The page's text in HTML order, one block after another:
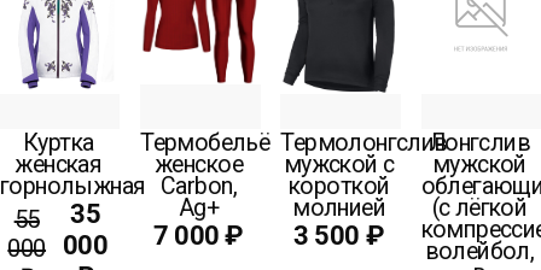
Куртка
женская
горнолыжная
55
000
35
000
Термобельё
женское
Carbon,
Ag+
7 000 ₽
Термолонгслив
мужской с
короткой
молнией
3 500 ₽
Лонгслив
мужской
(с лёгкой
волейбол,